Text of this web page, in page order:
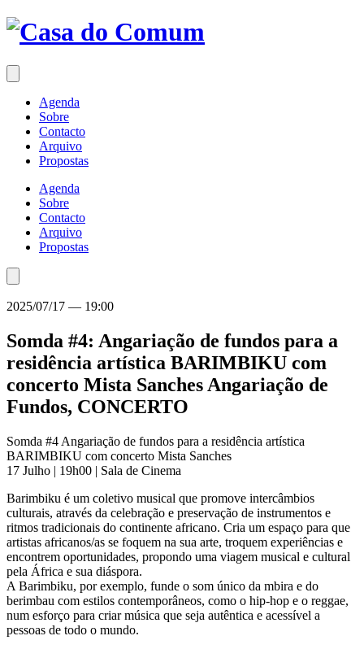
Saltar
para
conteúdo
Agenda
Sobre
Contacto
Arquivo
Propostas
Agenda
Sobre
Contacto
Arquivo
Propostas
2025/07/17 — 19:00
Somda #4: Angariação de fundos para a
residência artística BARIMBIKU com
concerto Mista Sanches Angariação de
Fundos, CONCERTO
Somda #4 Angariação de fundos para a residência artística
BARIMBIKU com concerto Mista Sanches
17 Julho | 19h00 | Sala de Cinema
Barimbiku é um coletivo musical que promove intercâmbios
culturais, através da celebração e preservação de instrumentos e
ritmos tradicionais do continente africano. Cria um espaço para que
artistas africanos/as se foquem na sua arte, troquem experiências e
encontrem oportunidades, propondo uma viagem musical e cultural
pela África e sua diáspora.
A Barimbiku, por exemplo, funde o som único da mbira e do
berimbau com estilos contemporâneos, como o hip-hop e o reggae,
num esforço para criar música que seja autêntica e acessível a
pessoas de todo o mundo.